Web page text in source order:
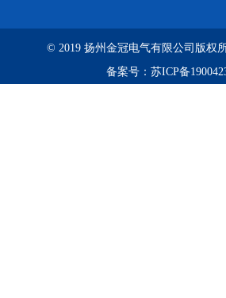
© 2019 扬州金冠电气有限公司版权
备案号： 苏ICP备